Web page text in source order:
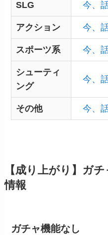
SLG 今、
アクション 今、
スポーツ系 今、
シューティ
ング
今、
その他 今、
【成り上がり】ガ
情報
ガチャ機能なし